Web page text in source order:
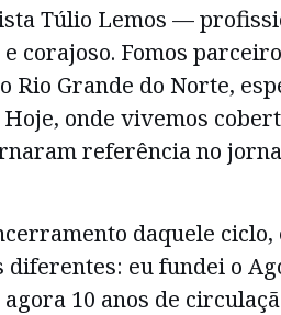
Túlio Lemos —
corajoso. Fomos
Rio Grande do Norte,
Hoje, onde vivemos
referência no
daquele ciclo,
diferentes: eu fundei o
agora 10 anos de